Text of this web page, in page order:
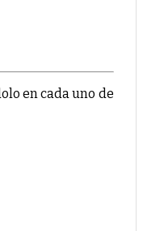
en cada uno de